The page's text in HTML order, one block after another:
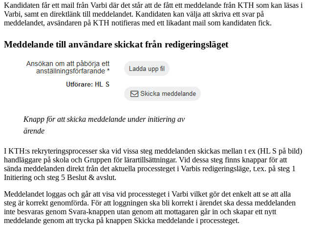
Kandidaten får ett mail från Varbi där det står att de fått ett meddelande från KTH som kan läsas i
Varbi, samt en direktlänk till meddelandet. Kandidaten kan välja att skriva ett svar på
meddelandet, avsändaren på KTH notifieras med ett likadant mail som kandidaten fick.
Meddelande till användare skickat från redigeringsläget
Knapp för att skicka meddelande under initiering av
ärende
I KTH:s rekryteringsprocesser ska vid vissa steg meddelanden skickas mellan t ex (HL S på bild)
handläggare på skola och Gruppen för lärartillsättningar. Vid dessa steg finns knappar för att
sända meddelanden direkt från det aktuella processteget i Varbis redigeringsläge, t.ex. på steg 1
Initiering och steg 5 Beslut & avslut.
Meddelandet loggas och går att visa vid processteget i Varbi vilket gör det enkelt att se att alla
steg är korrekt genomförda. För att loggningen ska bli korrekt i ärendet ska dessa meddelanden
inte besvaras genom Svara-knappen utan genom att mottagaren går in och skapar ett nytt
meddelande genom att trycka på knappen Skicka meddelande i processteget.